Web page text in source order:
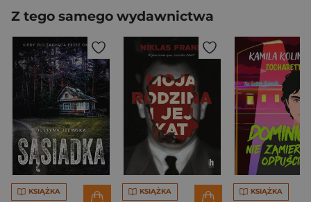
Z tego samego wydawnictwa
KSIĄŻKA KSIĄŻKA KSIĄŻKA